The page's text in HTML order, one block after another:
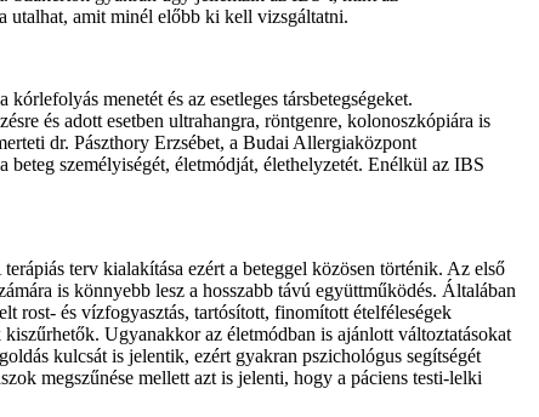
utalhat, amit minél előbb ki kell vizsgáltatni.
menetét és az esetleges társbetegségeket.
és adott esetben ultrahangra, röntgenre, kolonoszkópiára is
dr. Pászthory Erzsébet, a Budai Allergiaközpont
személyiségét, életmódját, élethelyzetét. Enélkül az IBS
terv kialakítása ezért a beteggel közösen történik. Az első
is könnyebb lesz a hosszabb távú együttműködés. Általában
rost- és vízfogyasztás, tartósított, finomított ételféleségek
Ugyanakkor az életmódban is ajánlott változtatásokat
kulcsát is jelentik, ezért gyakran pszichológus segítségét
megszűnése mellett azt is jelenti, hogy a páciens testi-lelki